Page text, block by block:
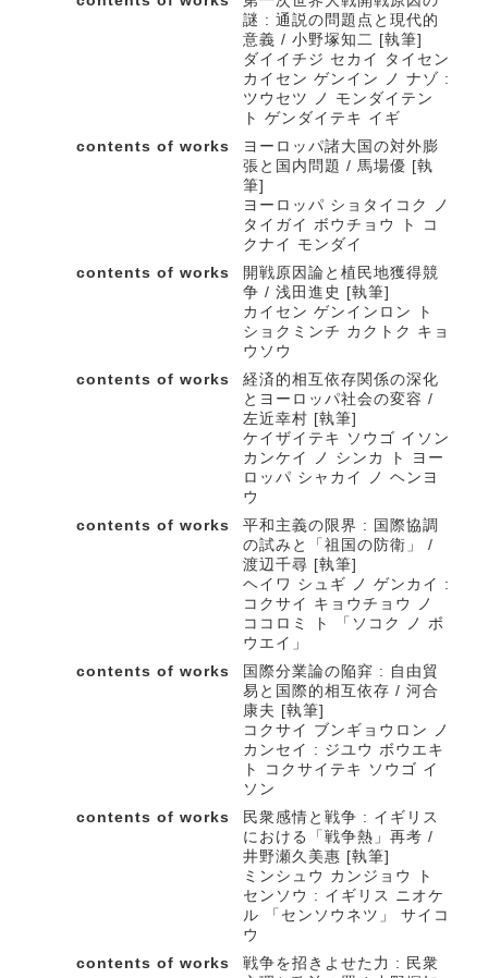
謎 : 通説の問題点と現代的
意義 / 小野塚知二 [執筆]
ダイイチジ セカイ タイセン
カイセン ゲンイン ノ ナゾ :
ツウセツ ノ モンダイテン
ト ゲンダイテキ イギ
contents of works
ヨーロッパ諸大国の対外膨
張と国内問題 / 馬場優 [執
筆]
ヨーロッパ ショタイコク ノ
タイガイ ボウチョウ ト コ
クナイ モンダイ
contents of works
開戦原因論と植民地獲得競
争 / 浅田進史 [執筆]
カイセン ゲンインロン ト
ショクミンチ カクトク キョ
ウソウ
contents of works
経済的相互依存関係の深化
とヨーロッパ社会の変容 /
左近幸村 [執筆]
ケイザイテキ ソウゴ イソン
カンケイ ノ シンカ ト ヨー
ロッパ シャカイ ノ ヘンヨ
ウ
contents of works
平和主義の限界 : 国際協調
の試みと「祖国の防衛」 /
渡辺千尋 [執筆]
ヘイワ シュギ ノ ゲンカイ :
コクサイ キョウチョウ ノ
ココロミ ト 「ソコク ノ ボ
ウエイ」
contents of works
国際分業論の陥穽 : 自由貿
易と国際的相互依存 / 河合
康夫 [執筆]
コクサイ ブンギョウロン ノ
カンセイ : ジユウ ボウエキ
ト コクサイテキ ソウゴ イ
ソン
contents of works
民衆感情と戦争 : イギリス
における「戦争熱」再考 /
井野瀬久美惠 [執筆]
ミンシュウ カンジョウ ト
センソウ : イギリス ニオケ
ル 「センソウネツ」 サイコ
ウ
contents of works
戦争を招きよせた力 : 民衆